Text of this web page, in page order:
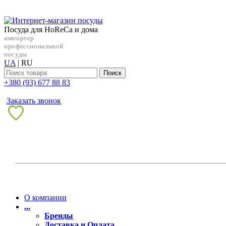
Посуда для HoReCa и дома
импортер
профессиональной
посуды
UA | RU
Поиск
+38‎0 (93) 677 88 83
Заказать звонок
О компании
...
Бренды